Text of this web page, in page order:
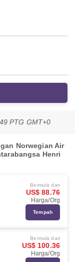
PTG GMT+0
Norwegian Air
Henri
Bermula dari
US$ 88.76
Harga/Org
Tempah
Bermula dari
US$ 100.36
Harga/Org